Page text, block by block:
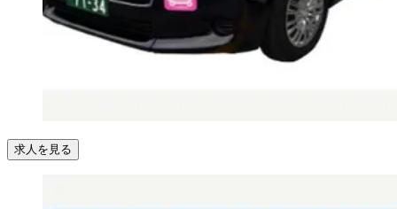
求人を見る